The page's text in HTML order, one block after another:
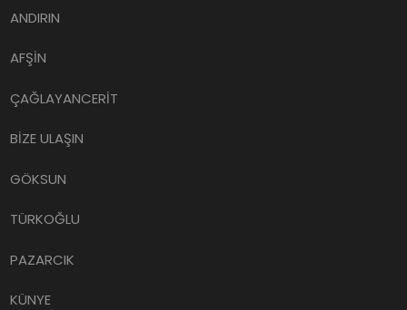
ANDIRIN
AFŞİN
ÇAĞLAYANCERİT
BİZE ULAŞIN
GÖKSUN
TÜRKOĞLU
PAZARCIK
KÜNYE